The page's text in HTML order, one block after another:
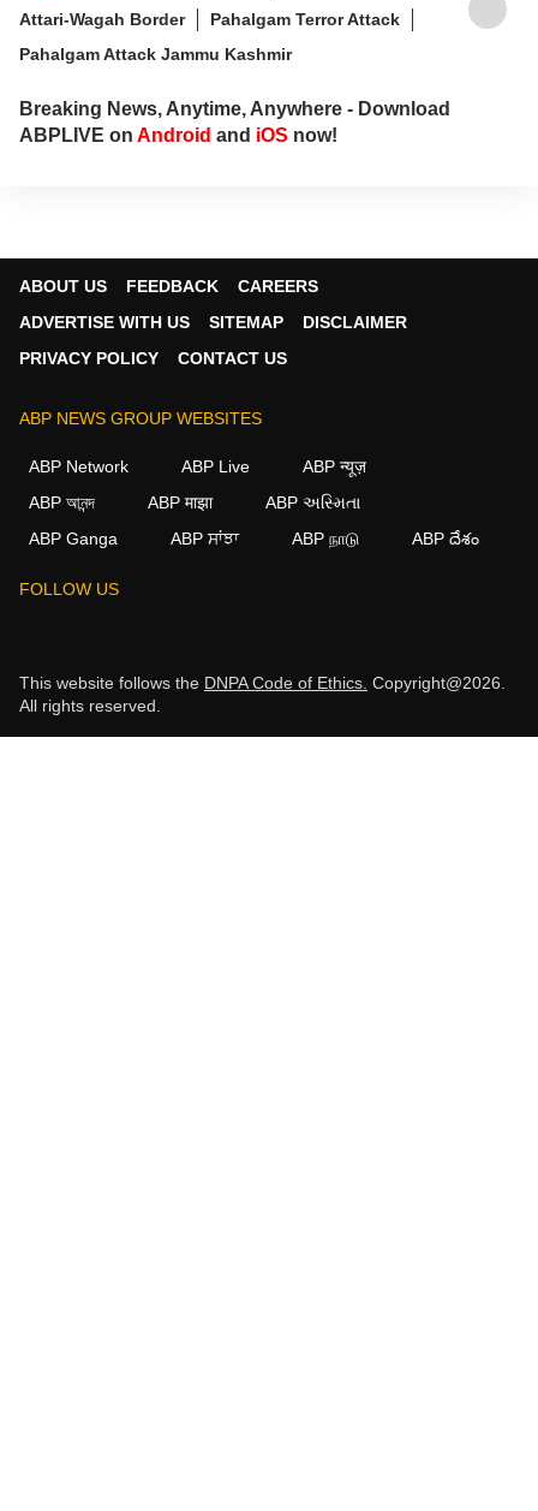
Attari-Wagah Border
Pahalgam Terror Attack
Pahalgam Attack Jammu Kashmir
Breaking News, Anytime, Anywhere - Download
ABPLIVE on Android and iOS now!
ABOUT US FEEDBACK
CAREERS
ADVERTISE WITH US
SITEMAP
DISCLAIMER
PRIVACY POLICY
CONTACT US
ABP NEWS GROUP WEBSITES
ABP Network ABP Live
ABP न्यूज़
ABP আনন্দ
ABP माझा
ABP અસ્મિતા
ABP Ganga
ABP ਸਾਂਝਾ ABP நாடு ABP దేశం
FOLLOW US
This website follows the DNPA Code of Ethics. Copyright@2026.
All rights reserved.